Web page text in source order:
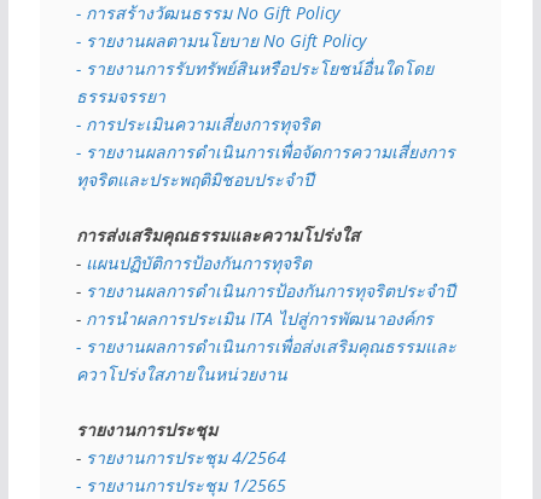
- การสร้างวัฒนธรรม No Gift Policy
- รายงานผลตามนโยบาย No Gift Policy
- รายงานการรับทรัพย์สินหรือประโยชน์อื่นใดโดย
ธรรมจรรยา
- การประเมินความเสี่ยงการทุจริต
- รายงานผลการดำเนินการเพื่อจัดการความเสี่ยงการ
ทุจริตและประพฤติมิชอบประจำปี
การส่งเสริมคุณธรรมและความโปร่งใส
- แผนปฏิบัติการป้องกันการทุจริต
- รายงานผลการดำเนินการป้องกันการทุจริตประจำปี
- การนำผลการประเมิน ITA ไปสู่การพัฒนาองค์กร
- รายงานผลการดำเนินการเพื่อส่งเสริมคุณธรรมและ
ควาโปร่งใสภายในหน่วยงาน
รายงานการประชุม
- รายงานการประชุม 4/2564
- รายงานการประชุม 1/2565